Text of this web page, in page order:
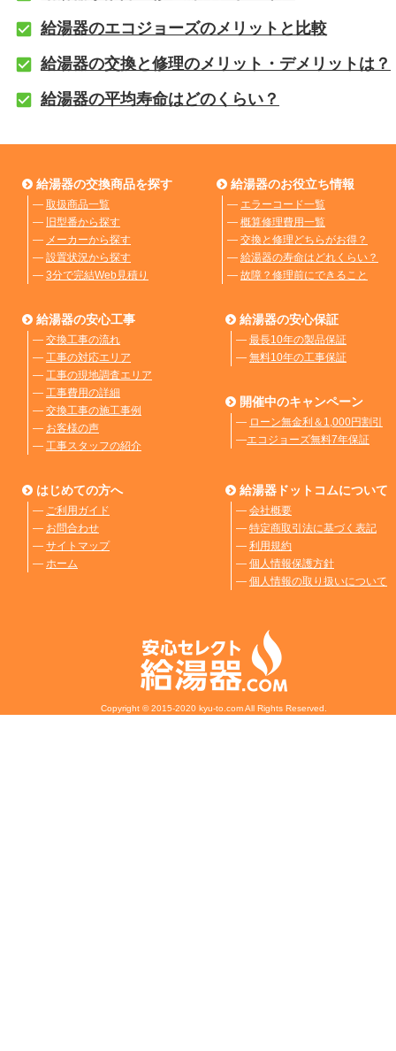
給湯器のエコジョーズのメリットと比較
給湯器の交換と修理のメリット・デメリットは？
給湯器の平均寿命はどのくらい？
給湯器の交換商品を探す
― 取扱商品一覧
― 旧型番から探す
― メーカーから探す
― 設置状況から探す
― 3分で完結Web見積り
給湯器のお役立ち情報
― エラーコード一覧
― 概算修理費用一覧
― 交換と修理どちらがお得？
― 給湯器の寿命はどれくらい？
― 故障？修理前にできること
給湯器の安心工事
― 交換工事の流れ
― 工事の対応エリア
― 工事の現地調査エリア
― 工事費用の詳細
― 交換工事の施工事例
― お客様の声
― 工事スタッフの紹介
給湯器の安心保証
― 最長10年の製品保証
― 無料10年の工事保証
開催中のキャンペーン
― ローン無金利＆1,000円割引
―エコジョーズ無料7年保証
はじめての方へ
― ご利用ガイド
― お問合わせ
― サイトマップ
― ホーム
給湯器ドットコムについて
― 会社概要
― 特定商取引法に基づく表記
― 利用規約
― 個人情報保護方針
― 個人情報の取り扱いについて
Copyright © 2015-2020 kyu-to.com All Rights Reserved.